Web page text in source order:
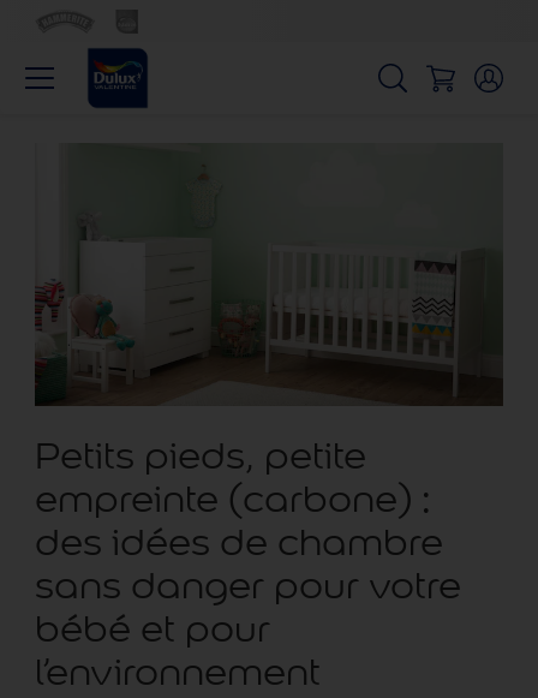
Petits pieds, petite
empreinte (carbone) :
des idées de chambre
sans danger pour votre
bébé et pour
l’environnement